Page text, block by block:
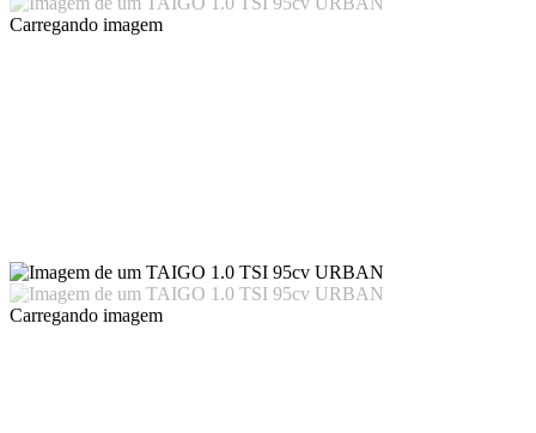
Carregando imagem
Carregando imagem